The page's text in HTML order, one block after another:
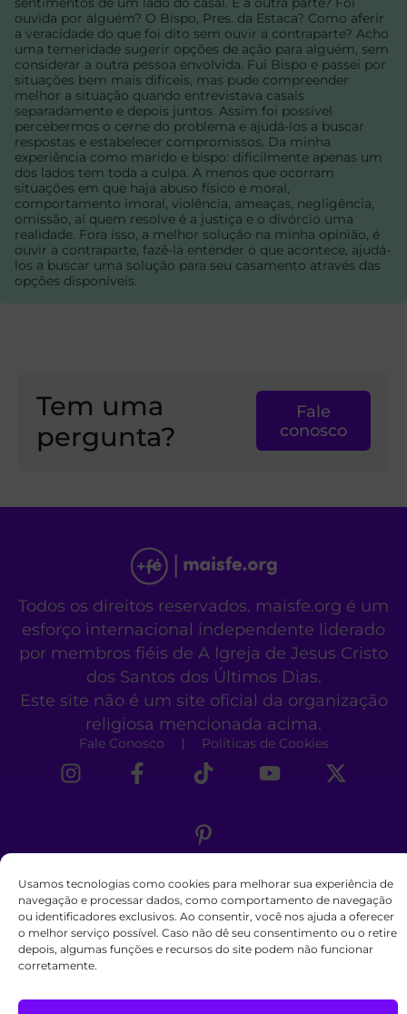
Usamos tecnologias como cookies para melhorar sua experiência de
navegação e processar dados, como comportamento de navegação
ou identificadores exclusivos. Ao consentir, você nos ajuda a oferecer
o melhor serviço possível. Caso não dê seu consentimento ou o retire
depois, algumas funções e recursos do site podem não funcionar
corretamente.
ouvida por alguém? O Bispo, Pres. da Estaca? Como aferir
a veracidade do que foi dito sem ouvir a contraparte? Acho
uma temeridade sugerir opções de ação para alguém, sem
considerar a outra pessoa envolvida. Fui Bispo e passei por
situações bem mais difíceis, mas pude compreender
melhor a situação quando entrevistava casais
separadamente e depois juntos. Assim foi possível
percebermos o cerne do problema e ajudá-los a buscar
respostas e estabelecer compromissos. Da minha
experiência como marido e bispo: dificilmente apenas um
dos lados tem toda a culpa. A menos que ocorram
situações em que haja abuso físico e moral,
comportamento imoral, violência, ameaças, negligência,
omissão, aí quem resolve é a justiça e o divórcio uma
realidade. Fora isso, a melhor solução na minha opinião, é
ouvir a contraparte, fazê-la entender o que acontece, ajudá-
los a buscar uma solução para seu casamento através das
opções disponíveis.
Tem uma
pergunta?
Fale
conosco
Todos os direitos reservados. maisfe.org é um
esforço internacional independente liderado
por membros fiéis de A Igreja de Jesus Cristo
dos Santos dos Últimos Dias.
Este site não é um site oficial da organização
religiosa mencionada acima.
Fale Conosco Políticas de Cookies